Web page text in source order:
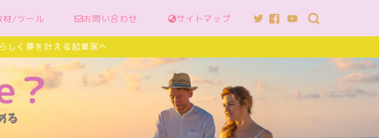
材/ツール お問い合わせ サイトマップ
しく夢を叶える起業家へ